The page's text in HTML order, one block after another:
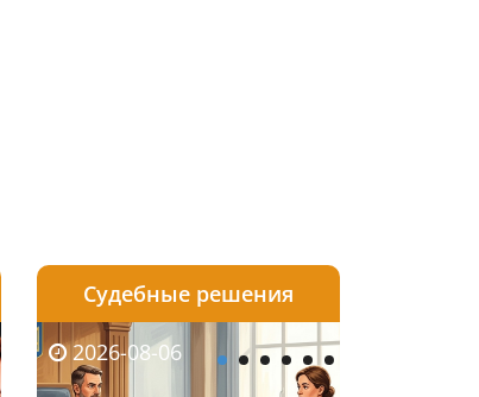
08-05 2026-08-04
08-03 2026-08-03
2026-08-06 2026-08-05
Судебные решения
2026-08-06